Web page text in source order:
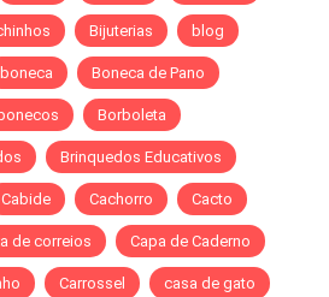
Bijuterias blog
boneca Boneca de Pano
Borboleta
Brinquedos Educativos
Cabide Cachorro Cacto
de correios Capa de Caderno
Carrossel casa de gato